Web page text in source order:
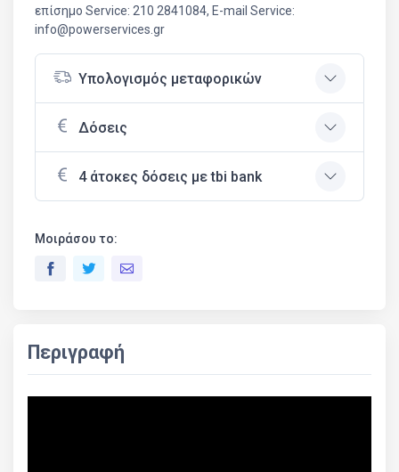
επίσημο Service: 210 2841084, E-mail Service:
info@powerservices.gr
Υπολογισμός μεταφορικών
Δόσεις
4 άτοκες δόσεις με tbi bank
Μοιράσου το:
Περιγραφή